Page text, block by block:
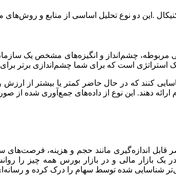
.این دو نوع تحلیل اساسی از منابع و
مربوطه، چشم‌انداز و انگیزه‌های مشخص یک
یک استراتژی است که برای شما چشم‌اندازی برتر
کنند که در حال حاضر کمتر یا بیشتر از
ارائه دهند. این نوع از داده‌های جمع‌آوری شده
قابل اندازه‌گیری مانند حجم و هزینه،
بازار مالی و در بازار بورس همه چیز را
شناسایی شده توسط سهام را درک کرده و